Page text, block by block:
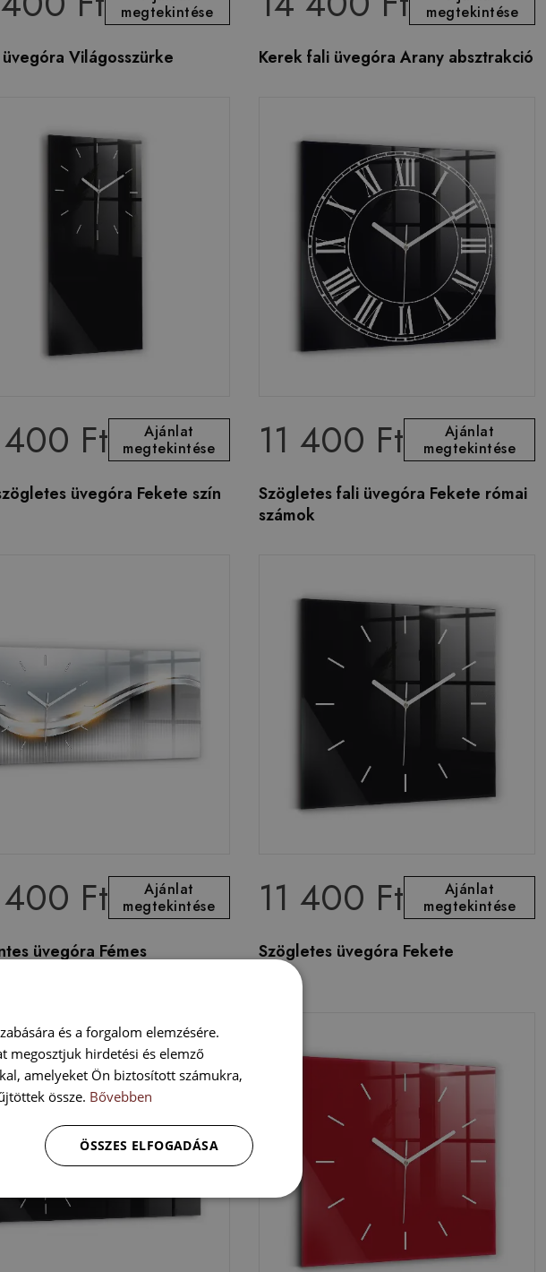
megtekintése
Világosszürke
megtekintése
Kerek fali üvegóra Arany absztrakció
Ft
Ajánlat
megtekintése
üvegóra Fekete szín
11 400 Ft
Ajánlat
megtekintése
Szögletes fali üvegóra Fekete római
számok
Ft
Ajánlat
megtekintése
üvegóra Fémes
11 400 Ft
Ajánlat
megtekintése
Szögletes üvegóra Fekete
és a forgalom elemzésére.
megosztjuk hirdetési és elemző
amelyeket Ön biztosított számukra,
össze. Bővebben
ÖSSZES ELFOGADÁSA